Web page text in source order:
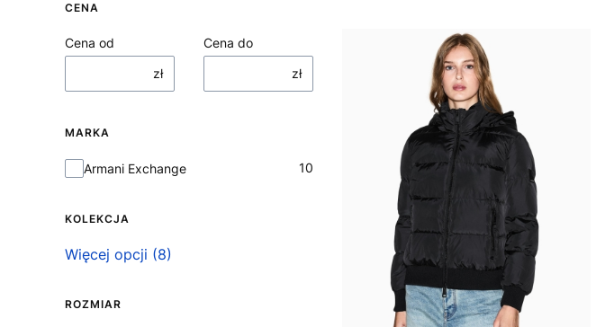
CENA
Cena od
zł
Cena do
zł
MARKA
Marka
Armani Exchange 10
KOLEKCJA
Kolekcja
Więcej opcji (8)
ROZMIAR